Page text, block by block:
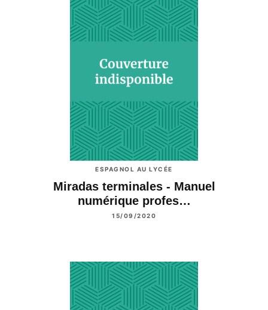
ESPAGNOL AU LYCÉE
Miradas terminales - Manuel
numérique profes…
15/09/2020